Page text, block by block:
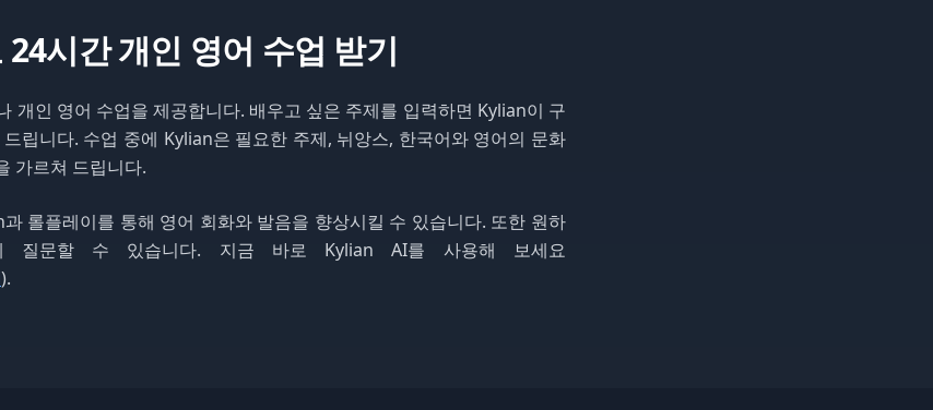
시간 개인 영어 수업 받기
개인 영어 수업을 제공합니다. 배우고 싶은 주제를 입력하면 Kylian이 구
립니다. 수업 중에 Kylian은 필요한 주제, 뉘앙스, 한국어와 영어의 문화
가르쳐 드립니다.
롤플레이를 통해 영어 회화와 발음을 향상시킬 수 있습니다. 또한 원하
질문할 수 있습니다. 지금 바로 Kylian AI를 사용해 보세요
).